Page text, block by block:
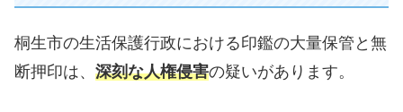
桐生市の生活保護行政における印鑑の大量保管と無
断押印は、 深刻な人権侵害の疑いがあります。